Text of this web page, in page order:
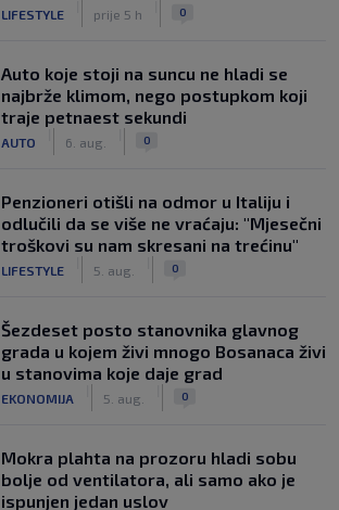
LIFESTYLE prije 5 h 0
Auto koje stoji na suncu ne hladi se
najbrže klimom, nego postupkom koji
traje petnaest sekundi
AUTO 6. aug. 0
Penzioneri otišli na odmor u Italiju i
odlučili da se više ne vraćaju: "Mjesečni
troškovi su nam skresani na trećinu"
LIFESTYLE 5. aug. 0
Šezdeset posto stanovnika glavnog
grada u kojem živi mnogo Bosanaca živi
u stanovima koje daje grad
EKONOMIJA 5. aug. 0
Mokra plahta na prozoru hladi sobu
bolje od ventilatora, ali samo ako je
ispunjen jedan uslov